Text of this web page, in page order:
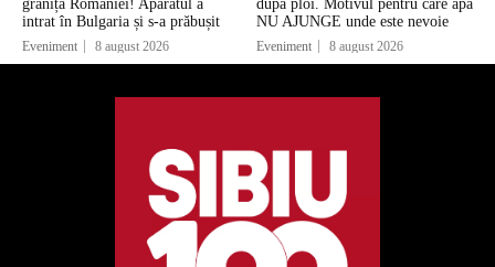
granița României! Aparatul a
intrat în Bulgaria și s-a prăbușit
Eveniment 8 august 2026
după ploi. Motivul pentru care apa
NU AJUNGE unde este nevoie
Eveniment 8 august 2026